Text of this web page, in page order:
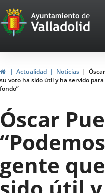
Portal
Web
del
de
Valladolid
InicioActualidad Noticias
su voto ha sido útil y ha servido
fondo”
Óscar
gente